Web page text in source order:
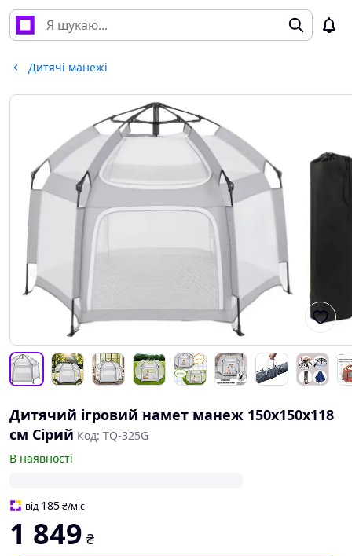
Дитячі манежі
Дитячий ігровий намет манеж 150х150х118
см Сірий Код: TQ-325G
В наявності
від 185₴/міс
1 849 ₴